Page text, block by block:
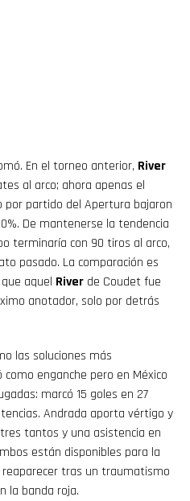
En el torneo anterior, River
al arco; ahora apenas el
por partido del Apertura bajaron
De mantenerse la tendencia
terminaría con 90 tiros al arco,
pasado. La comparación es
aquel River de Coudet fue
anotador, solo por detrás
las soluciones más
enganche pero en México
marcó 15 goles en 27
Andrada aporta vértigo y
tantos y una asistencia en
están disponibles para la
tras un traumatismo
la banda roja.